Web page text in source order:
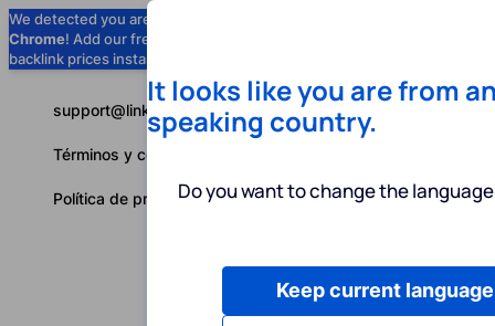
We detected you are using
Chrome! Add our free extension to check
backlink prices instantly as you browse.
Servicios
Español
support@linkbuilder.com
Términos y condiciones
Política de privacidad
It looks like you are from
speaking country.
Do you want to change the
Keep current language